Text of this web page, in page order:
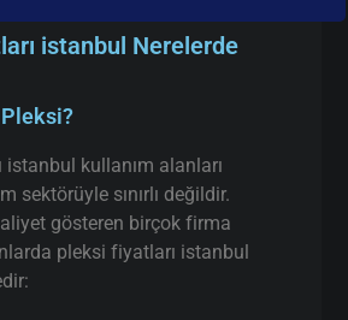
istanbul Nerelerde
istanbul kullanım alanları
sektörüyle sınırlı değildir.
gösteren birçok firma
pleksi fiyatları istanbul